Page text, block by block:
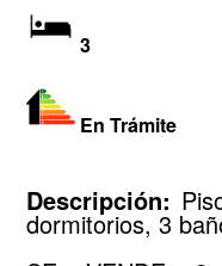
3
En Trámite
Descripción:
dormitorios, 3